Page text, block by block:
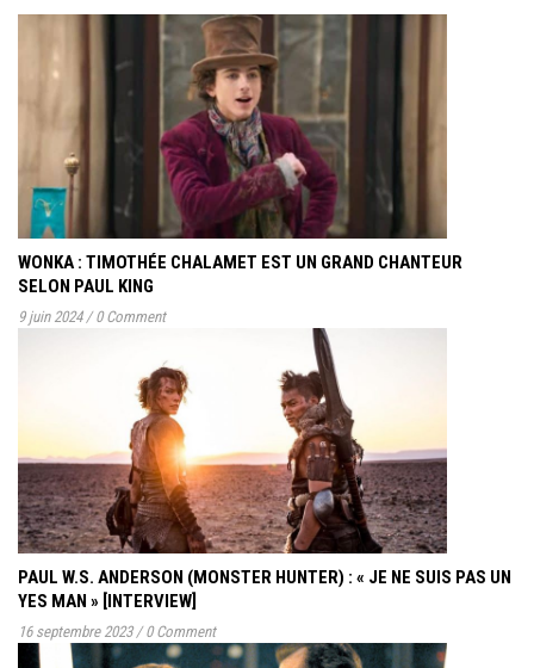
WONKA : TIMOTHÉE CHALAMET EST UN GRAND CHANTEUR
SELON PAUL KING
9 juin 2024 / 0 Comment
PAUL W.S. ANDERSON (MONSTER HUNTER) : « JE NE SUIS PAS UN
YES MAN » [INTERVIEW]
16 septembre 2023 / 0 Comment